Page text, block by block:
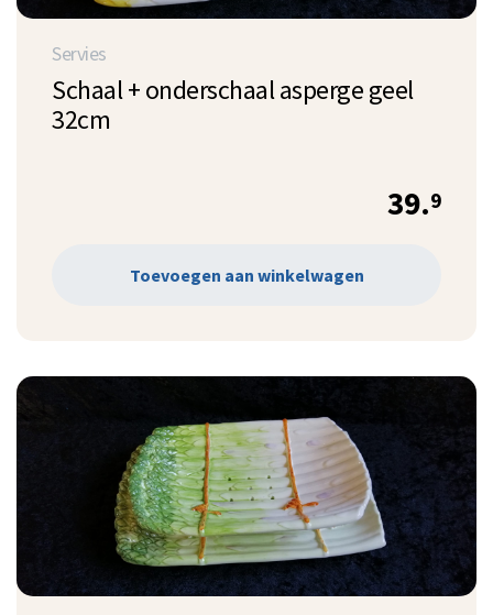
Servies
Schaal + onderschaal asperge geel
32cm
39.9
Toevoegen aan winkelwagen